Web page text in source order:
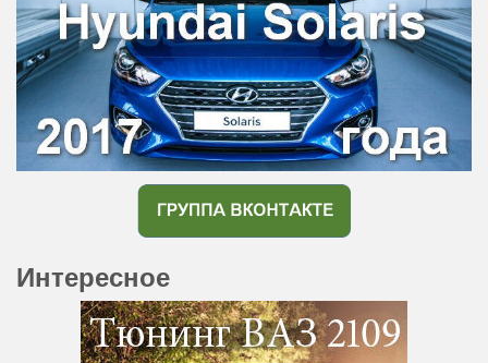
Интересное